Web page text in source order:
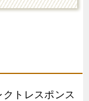
トレスポンス